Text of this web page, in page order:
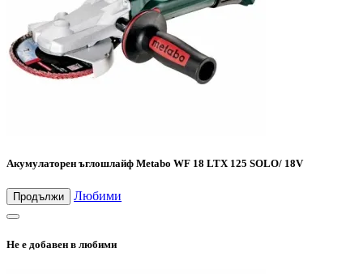
Акумулаторен ъглошлайф Metabo WF 18 LTX 125 SOLO/ 18V
Продължи Любими
Не е добавен в любими